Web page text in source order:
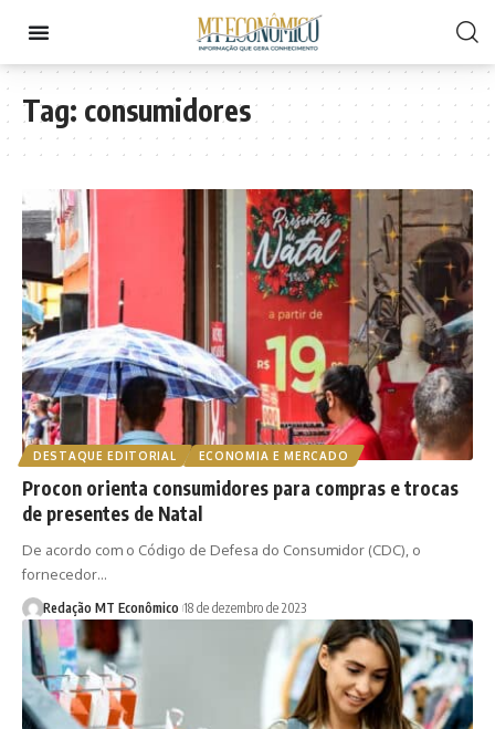
Tag: consumidores
DESTAQUE EDITORIAL ECONOMIA E MERCADO
Procon orienta consumidores para compras e trocas
de presentes de Natal
De acordo com o Código de Defesa do Consumidor (CDC), o
fornecedor…
Redação MT Econômico 18 de dezembro de 2023